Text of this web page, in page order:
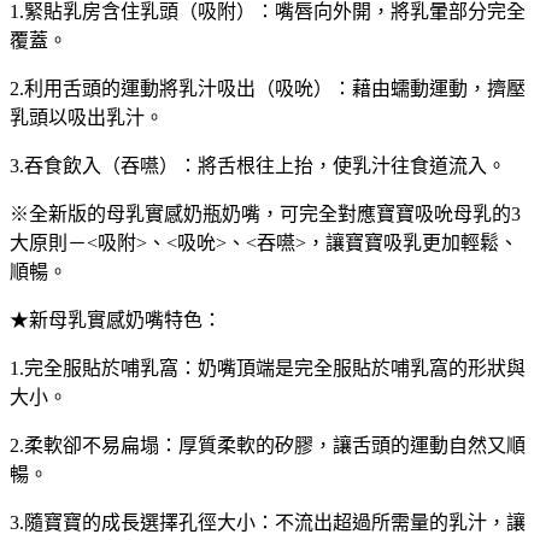
1.緊貼乳房含住乳頭（吸附）：嘴唇向外開，將乳暈部分完全
覆蓋。
2.利用舌頭的運動將乳汁吸出（吸吮）：藉由蠕動運動，擠壓
乳頭以吸出乳汁。
3.吞食飲入（吞嚥）：將舌根往上抬，使乳汁往食道流入。
※全新版的母乳實感奶瓶奶嘴，可完全對應寶寶吸吮母乳的3
大原則－<吸附>、<吸吮>、<吞嚥>，讓寶寶吸乳更加輕鬆、
順暢。
★新母乳實感奶嘴特色：
1.完全服貼於哺乳窩：奶嘴頂端是完全服貼於哺乳窩的形狀與
大小。
2.柔軟卻不易扁塌：厚質柔軟的矽膠，讓舌頭的運動自然又順
暢。
3.隨寶寶的成長選擇孔徑大小：不流出超過所需量的乳汁，讓